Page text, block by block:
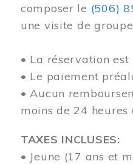
composer le (506)
une visite de
• La réservation est
• Le paiement
• Aucun
moins de 24
TAXES INCLUSES:
• Jeune (17 ans et